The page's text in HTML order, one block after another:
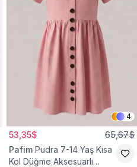
4
53,35$ 65,67$
Pafim Pudra 7-14 Yaş Kısa
Kol Düğme Aksesuarlı